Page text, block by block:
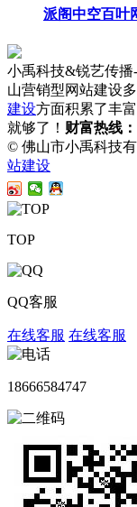
派阁中空百叶
小禹科技&锐艺传播
山营销型网站建设
建设方面积累了丰
就够了！ 财富热线
© 佛山市小禹科
站建设
TOP
QQ客服
在线客服 在线客服
18666584747